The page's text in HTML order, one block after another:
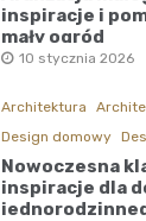
inspiracje i
mały ogród
10 stycznia 2026
Architektura
Design domowy
Nowoczesna
inspiracje dla